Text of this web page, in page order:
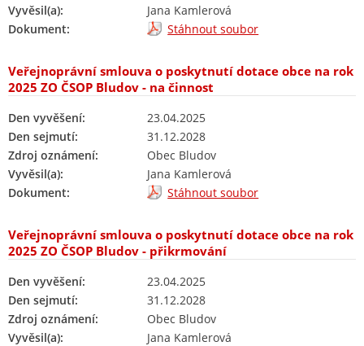
Vyvěsil(a):
Jana Kamlerová
Dokument:
Stáhnout soubor
Veřejnoprávní smlouva o poskytnutí dotace obce na rok
2025 ZO ČSOP Bludov - na činnost
Den vyvěšení:
23.04.2025
Den sejmutí:
31.12.2028
Zdroj oznámení:
Obec Bludov
Vyvěsil(a):
Jana Kamlerová
Dokument:
Stáhnout soubor
Veřejnoprávní smlouva o poskytnutí dotace obce na rok
2025 ZO ČSOP Bludov - přikrmování
Den vyvěšení:
23.04.2025
Den sejmutí:
31.12.2028
Zdroj oznámení:
Obec Bludov
Vyvěsil(a):
Jana Kamlerová